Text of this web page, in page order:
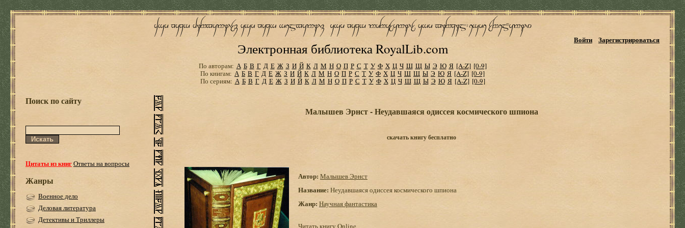
Электронная библиотека RoyalLib.com
Войти Зарегистрироваться
По авторам: А Б В Г Д Е Ж З И Й К Л М Н О П Р С Т У Ф Х Ц Ч Ш Щ Ы Э Ю Я [A-Z] [0-9]
По книгам: А Б В Г Д Е Ж З И Й К Л М Н О П Р С Т У Ф Х Ц Ч Ш Щ Ы Э Ю Я [A-Z] [0-9]
По сериям: А Б В Г Д Е Ж З И Й К Л М Н О П Р С Т У Ф Х Ц Ч Ш Щ Ы Э Ю Я [A-Z] [0-9]
Поиск по сайту
Цитаты из книгОтветы на вопросы
Жанры
Военное дело
Деловая литература
Детективы и Триллеры
Малышев Эрнст - Неудавшаяся одиссея космического шпиона
скачать книгу бесплатно
Автор: Малышев Эрнст
Название: Неудавшаяся одиссея космического шпиона
Жанр: Научная фантастика
Читать книгу Online